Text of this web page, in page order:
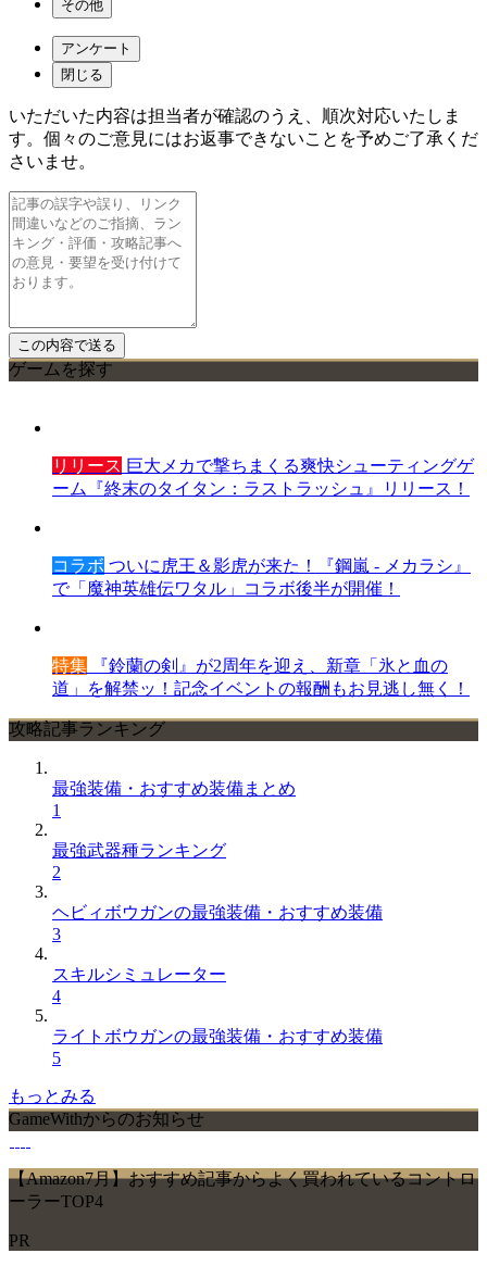
その他
アンケート
閉じる
いただいた内容は担当者が確認のうえ、順次対応いたしま
す。個々のご意見にはお返事できないことを予めご了承くだ
さいませ。
ゲームを探す
リリース 巨大メカで撃ちまくる爽快シューティングゲ
ーム『終末のタイタン：ラストラッシュ』リリース！
コラボ ついに虎王＆影虎が来た！『鋼嵐 - メカラシ』
で「魔神英雄伝ワタル」コラボ後半が開催！
特集 『鈴蘭の剣』が2周年を迎え、新章「氷と血の
道」を解禁ッ！記念イベントの報酬もお見逃し無く！
攻略記事ランキング
最強装備・おすすめ装備まとめ
1
最強武器種ランキング
2
ヘビィボウガンの最強装備・おすすめ装備
3
スキルシミュレーター
4
ライトボウガンの最強装備・おすすめ装備
5
もっとみる
GameWithからのお知らせ
【Amazon7月】おすすめ記事からよく買われているコントロ
ーラーTOP4
PR